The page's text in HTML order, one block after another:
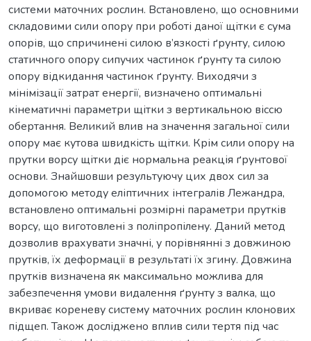
системи маточних рослин. Встановлено, що основними
складовими сили опору при роботі даної щітки є сума
опорів, що спричинені силою в’язкості ґрунту, силою
статичного опору сипучих частинок ґрунту та силою
опору відкидання частинок ґрунту. Виходячи з
мінімізації затрат енергії, визначено оптимальні
кінематичні параметри щітки з вертикальною віссю
обертання. Великий влив на значення загальної сили
опору має кутова швидкість щітки. Крім сили опору на
прутки ворсу щітки діє нормальна реакція ґрунтової
основи. Знайшовши результуючу цих двох сил за
допомогою методу еліптичних інтегралів Лежандра,
встановлено оптимальні розмірні параметри прутків
ворсу, що виготовлені з поліпропілену. Даний метод
дозволив врахувати значні, у порівнянні з довжиною
прутків, їх деформації в результаті їх згину. Довжина
прутків визначена як максимально можлива для
забезпечення умови видалення ґрунту з валка, що
вкриває кореневу систему маточних рослин клонових
підщеп. Також досліджено вплив сили тертя під час